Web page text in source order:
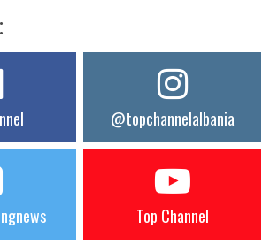
@topchannelalbania
Top Channel